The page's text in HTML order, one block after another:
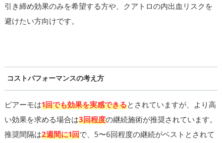
引き締め効果のみを希望する方や、クアトロの内出血リスクを
避けたい方向けです。
コストパフォーマンスの考え方
ピアーモは1回でも効果を実感できるとされていますが、より高
い効果を求める場合は3回程度の継続施術が推奨されています。
推奨間隔は2週間に1回で、5〜6回程度の継続がベストとされて